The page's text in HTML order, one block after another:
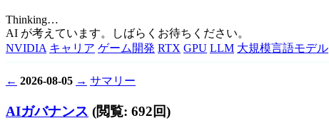
Thinking…
AI が考えています。しばらくお待ちください。
NVIDIA キャリア ゲーム開発 RTX GPU LLM 大規模言語モデル
← 2026-08-05 → サマリー
AIガバナンス (閲覧: 692回)